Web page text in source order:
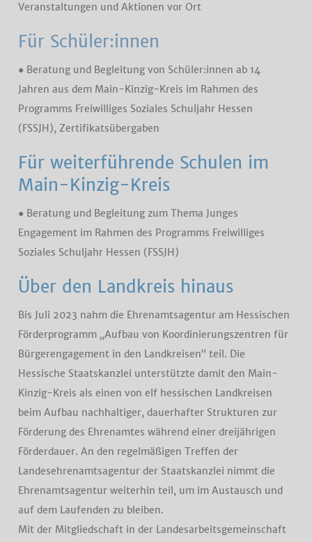
Veranstaltungen und Aktionen vor Ort
Für Schüler:innen
● Beratung und Begleitung von Schüler:innen ab 14
Jahren aus dem Main-Kinzig-Kreis im Rahmen des
Programms Freiwilliges Soziales Schuljahr Hessen
(FSSJH), Zertifikatsübergaben
Für weiterführende Schulen im
Main-Kinzig-Kreis
● Beratung und Begleitung zum Thema Junges
Engagement im Rahmen des Programms Freiwilliges
Soziales Schuljahr Hessen (FSSJH)
Über den Landkreis hinaus
Bis Juli 2023 nahm die Ehrenamtsagentur am Hessischen
Förderprogramm „Aufbau von Koordinierungszentren für
Bürgerengagement in den Landkreisen“ teil. Die
Hessische Staatskanzlei unterstützte damit den Main-
Kinzig-Kreis als einen von elf hessischen Landkreisen
beim Aufbau nachhaltiger, dauerhafter Strukturen zur
Förderung des Ehrenamtes während einer dreijährigen
Förderdauer. An den regelmäßigen Treffen der
Landesehrenamtsagentur der Staatskanzlei nimmt die
Ehrenamtsagentur weiterhin teil, um im Austausch und
auf dem Laufenden zu bleiben.
Mit der Mitgliedschaft in der Landesarbeitsgemeinschaft